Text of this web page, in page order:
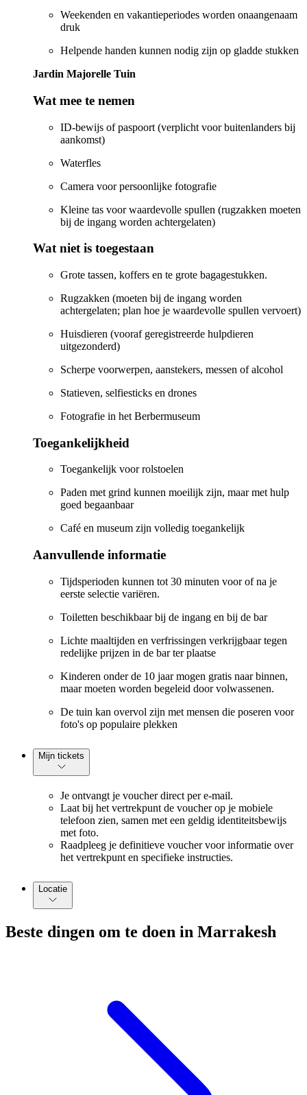
Weekenden en vakantieperiodes worden onaangenaam
druk
Helpende handen kunnen nodig zijn op gladde stukken
Jardin Majorelle Tuin
Wat mee te nemen
ID-bewijs of paspoort (verplicht voor buitenlanders bij
aankomst)
Waterfles
Camera voor persoonlijke fotografie
Kleine tas voor waardevolle spullen (rugzakken moeten
bij de ingang worden achtergelaten)
Wat niet is toegestaan
Grote tassen, koffers en te grote bagagestukken.
Rugzakken (moeten bij de ingang worden
achtergelaten; plan hoe je waardevolle spullen vervoert)
Huisdieren (vooraf geregistreerde hulpdieren
uitgezonderd)
Scherpe voorwerpen, aanstekers, messen of alcohol
Statieven, selfiesticks en drones
Fotografie in het Berbermuseum
Toegankelijkheid
Toegankelijk voor rolstoelen
Paden met grind kunnen moeilijk zijn, maar met hulp
goed begaanbaar
Café en museum zijn volledig toegankelijk
Aanvullende informatie
Tijdsperioden kunnen tot 30 minuten voor of na je
eerste selectie variëren.
Toiletten beschikbaar bij de ingang en bij de bar
Lichte maaltijden en verfrissingen verkrijgbaar tegen
redelijke prijzen in de bar ter plaatse
Kinderen onder de 10 jaar mogen gratis naar binnen,
maar moeten worden begeleid door volwassenen.
De tuin kan overvol zijn met mensen die poseren voor
foto's op populaire plekken
Mijn tickets
Je ontvangt je voucher direct per e-mail.
Laat bij het vertrekpunt de voucher op je mobiele
telefoon zien, samen met een geldig identiteitsbewijs
met foto.
Raadpleeg je definitieve voucher voor informatie over
het vertrekpunt en specifieke instructies.
Locatie
Beste dingen om te doen in Marrakesh